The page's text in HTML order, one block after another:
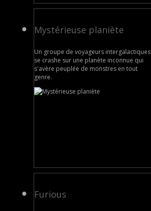
Mystérieuse planiète
Un groupe de voyageurs intergalactiques
se crashe sur une planète inconnue qui
s'avère peuplée de monstres en tout
genre.
Furious